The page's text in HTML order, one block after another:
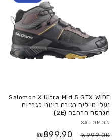
Salomon X Ultra Mid 5 GTX WIDE
נעלי טיולים בגובה בינוני לגברים
הגרסה הרחבה (2E)
SALOMON
₪999.00
₪899.90